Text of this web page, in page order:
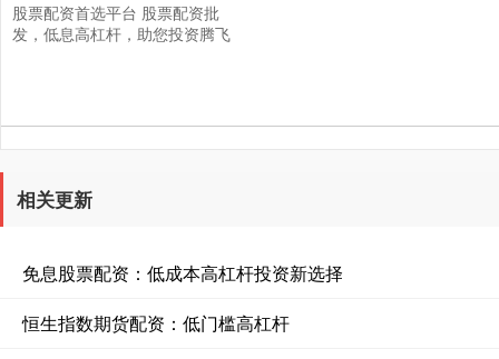
股票配资首选平台 股票配资批
发，低息高杠杆，助您投资腾飞
相关更新
免息股票配资：低成本高杠杆投资新选择
恒生指数期货配资：低门槛高杠杆